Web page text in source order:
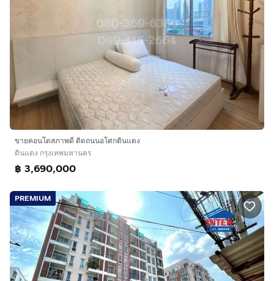
ขายคอนโดสภาพดี ติดถนนอโศกดินแดง
ดินแดง กรุงเทพมหานคร
฿ 3,690,000
PREMIUM